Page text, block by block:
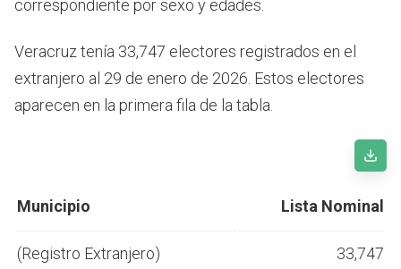
correspondiente por sexo y edades.
Veracruz tenía 33,747 electores registrados en el
extranjero al 29 de enero de 2026. Estos electores
aparecen en la primera fila de la tabla.
Municipio Lista Nominal
(Registro Extranjero) 33,747